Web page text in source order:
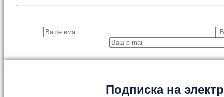
Подписка на